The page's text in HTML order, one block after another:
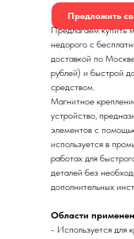
Предложить
Предлагаем купить
недорого с
доставкой по
рублей) и быстрой
средством.
Магнитное
устройство,
элементов с
используется в
работах для
деталей без
дополнительных
Области
- Используется для